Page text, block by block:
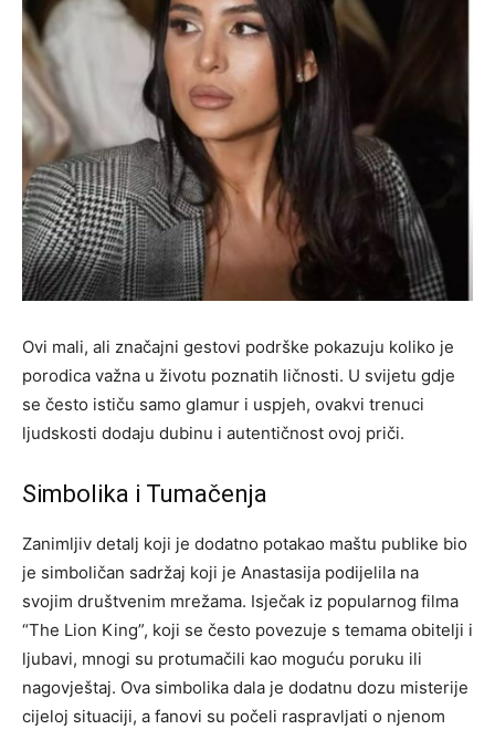
Ovi mali, ali značajni gestovi podrške pokazuju koliko je
porodica važna u životu poznatih ličnosti. U svijetu gdje
se često ističu samo glamur i uspjeh, ovakvi trenuci
ljudskosti dodaju dubinu i autentičnost ovoj priči.
Simbolika i Tumačenja
Zanimljiv detalj koji je dodatno potakao maštu publike bio
je simboličan sadržaj koji je Anastasija podijelila na
svojim društvenim mrežama. Isječak iz popularnog filma
“The Lion King”, koji se često povezuje s temama obitelji i
ljubavi, mnogi su protumačili kao moguću poruku ili
nagovještaj. Ova simbolika dala je dodatnu dozu misterije
cijeloj situaciji, a fanovi su počeli raspravljati o njenom